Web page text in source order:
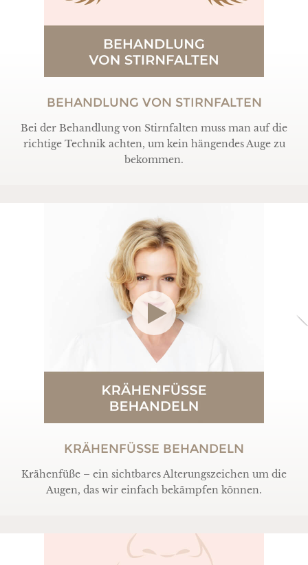
BEHANDLUNG VON STIRNFALTEN
Bei der Behandlung von Stirnfalten muss man auf die
richtige Technik achten, um kein hängendes Auge zu
bekommen.
KRÄHENFÜSSE BEHANDELN
Krähenfüße – ein sichtbares Alterungszeichen um die
Augen, das wir einfach bekämpfen können.